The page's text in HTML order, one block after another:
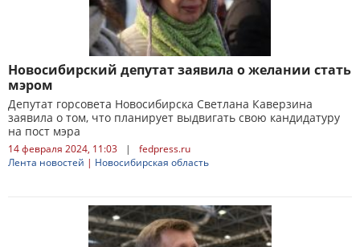
Новосибирский депутат заявила о желании стать
мэром
Депутат горсовета Новосибирска Светлана Каверзина
заявила о том, что планирует выдвигать свою кандидатуру
на пост мэра
14 февраля 2024, 11:03 |
fedpress.ru
Лента новостей | Новосибирская область